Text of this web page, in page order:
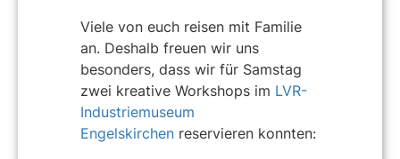
Viele von euch reisen mit Familie
an. Deshalb freuen wir uns
besonders, dass wir für Samstag
zwei kreative Workshops im LVR-
Industriemuseum
Engelskirchen reservieren konnten: